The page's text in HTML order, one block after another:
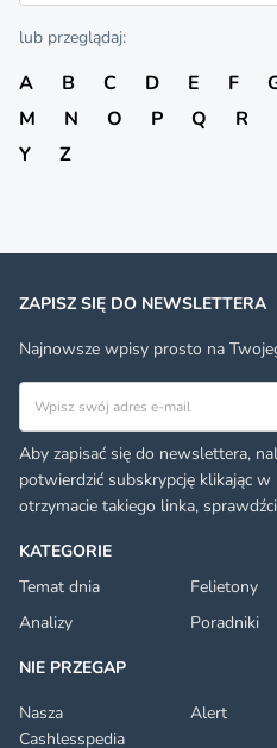
lub przeglądaj:
A B C D E F
M
N O P Q R
Y
Z
KATEGORIE
Temat dnia
Felietony
Analizy
Poradniki
NIE PRZEGAP
Nasza
Cashlesspedia
Alert
ZAPISZ SIĘ DO NEWSLETTERA
Najnowsze wpisy prosto na
Adres email
Aby zapisać się do newslettera,
potwierdzić subskrypcję klikając w
otrzymacie takiego linka,